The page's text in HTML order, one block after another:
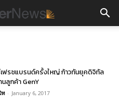
ฟรชแบรนด์ครั้งใหญ่ ก้าวทันยุคดิจิทัล
ลูกค้า GenY
ท - January 6, 2017